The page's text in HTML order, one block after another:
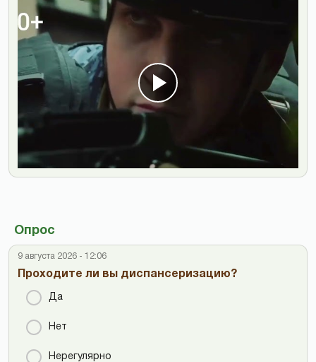
Опрос
9 августа 2026 - 12:06
Проходите ли вы диспансеризацию?
Да
Нет
Нерегулярно